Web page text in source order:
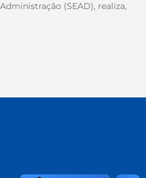
(SEAD), realiza,